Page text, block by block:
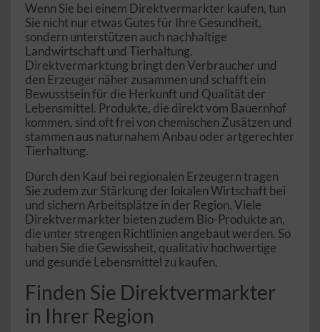
Wenn Sie bei einem Direktvermarkter kaufen, tun
Sie nicht nur etwas Gutes für Ihre Gesundheit,
sondern unterstützen auch nachhaltige
Landwirtschaft und Tierhaltung.
Direktvermarktung bringt den Verbraucher und
den Erzeuger näher zusammen und schafft ein
Bewusstsein für die Herkunft und Qualität der
Lebensmittel. Produkte, die direkt vom Bauernhof
kommen, sind oft frei von chemischen Zusätzen und
stammen aus naturnahem Anbau oder artgerechter
Tierhaltung.
Durch den Kauf bei regionalen Erzeugern tragen
Sie zudem zur Stärkung der lokalen Wirtschaft bei
und sichern Arbeitsplätze in der Region. Viele
Direktvermarkter bieten zudem Bio-Produkte an,
die unter strengen Richtlinien angebaut werden. So
haben Sie die Gewissheit, qualitativ hochwertige
und gesunde Lebensmittel zu kaufen.
Finden Sie Direktvermarkter
in Ihrer Region